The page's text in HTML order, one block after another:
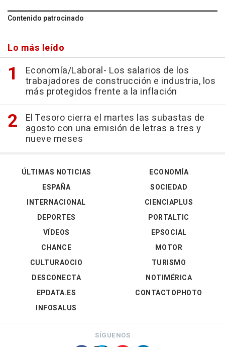
Contenido patrocinado
Lo más leído
Economía/Laboral- Los salarios de los
trabajadores de construcción e industria, los
más protegidos frente a la inflación
El Tesoro cierra el martes las subastas de
agosto con una emisión de letras a tres y
nueve meses
ÚLTIMAS NOTICIAS
ESPAÑA
INTERNACIONAL
DEPORTES
VÍDEOS
ECONOMÍA
SOCIEDAD
CIENCIAPLUS
PORTALTIC
EPSOCIAL
CHANCE
CULTURAOCIO
DESCONECTA
EPDATA.ES
INFOSALUS
MOTOR
TURISMO
NOTIMÉRICA
CONTACTOPHOTO
SÍGUENOS